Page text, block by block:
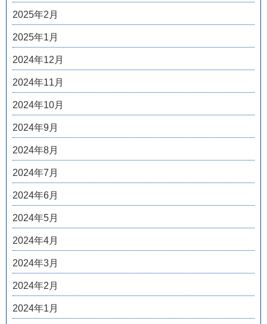
2025年2月
2025年1月
2024年12月
2024年11月
2024年10月
2024年9月
2024年8月
2024年7月
2024年6月
2024年5月
2024年4月
2024年3月
2024年2月
2024年1月